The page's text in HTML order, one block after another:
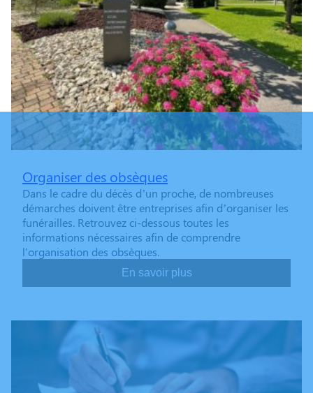
Organiser des obsèques
Dans le cadre du décès d’un proche, de nombreuses
démarches doivent être entreprises afin d’organiser les
funérailles. Retrouvez ci-dessous toutes les
informations nécessaires afin de comprendre
l'organisation des obsèques.
En savoir plus